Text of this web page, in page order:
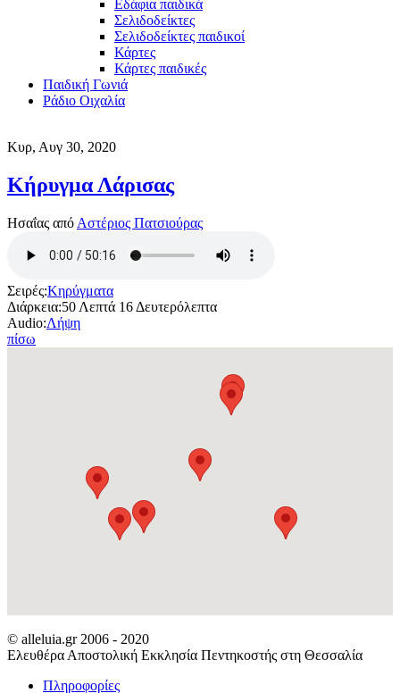
Εδάφια παιδικά
Σελιδοδείκτες
Σελιδοδείκτες παιδικοί
Κάρτες
Κάρτες παιδικές
Παιδική Γωνιά
Ράδιο Οιχαλία
Κυρ, Αυγ 30, 2020
Κήρυγμα Λάρισας
Ησαΐας από Αστέριος Πατσιούρας
Σειρές:Κηρύγματα
Διάρκεια:50 Λεπτά 16 Δευτερόλεπτα
Audio:Λήψη
πίσω
© alleluia.gr 2006 - 2020
Ελευθέρα Αποστολική Εκκλησία Πεντηκοστής στη Θεσσαλία
Πληροφορίες